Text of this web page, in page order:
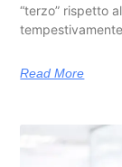
“terzo” rispetto
Read More